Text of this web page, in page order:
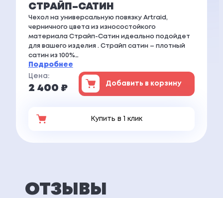
СТРАЙП–САТИН
Чехол на универсальную повязку Artraid,
черничного цвета из износостойкого
материала Страйп-Сатин идеально подойдет
для вашего изделия . Страйп сатин – плотный
сатин из 100%…
Подробнее
Цена:
2 400 ₽ Добавить в корзину
Купить в 1 клик
ОТЗЫВЫ